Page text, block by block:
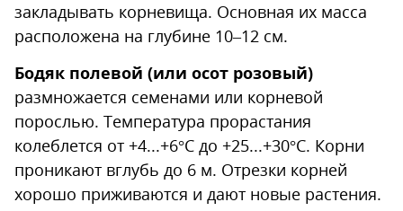
закладывать корневища. Основная их масса
расположена на глубине 10–12 см.
Бодяк полевой (или осот розовый)
размножается семенами или корневой
порослью. Температура прорастания
колеблется от +4...+6°C до +25...+30°C. Корни
проникают вглубь до 6 м. Отрезки корней
хорошо приживаются и дают новые растения.